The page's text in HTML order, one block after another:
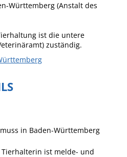
Aushang- und Schaukästen
im Rathaus
Württemberg (Anstalt des
ist die untere
zuständig.
in Baden-Württemberg
ist melde- und